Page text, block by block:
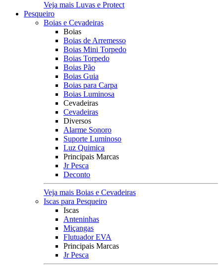
Veja mais Luvas e Protect
Pesqueiro
Boias e Cevadeiras
Boias
Boias de Arremesso
Boias Mini Torpedo
Boias Torpedo
Boias Pão
Boias Guia
Boias para Carpa
Boias Luminosa
Cevadeiras
Cevadeiras
Diversos
Alarme Sonoro
Suporte Luminoso
Luz Quimica
Principais Marcas
Jr Pesca
Deconto
Veja mais Boias e Cevadeiras
Iscas para Pesqueiro
Iscas
Anteninhas
Miçangas
Flutuador EVA
Principais Marcas
Jr Pesca